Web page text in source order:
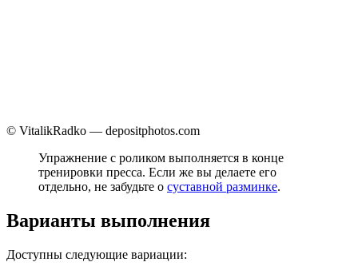
© VitalikRadko — depositphotos.com
Упражнение с роликом выполняется в конце
тренировки пресса. Если же вы делаете его
отдельно, не забудьте о суставной разминке.
Варианты выполнения
Доступны следующие вариации: